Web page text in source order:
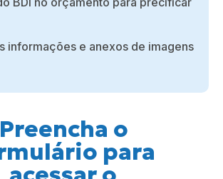
informações e anexos de imagens
Preencha o
para